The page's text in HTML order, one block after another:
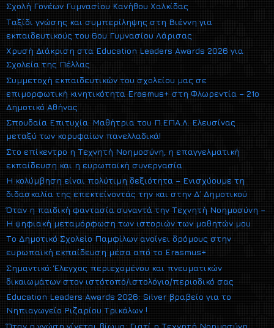
Σχολή Γονέων Γυμνασίου Κανήθου Χαλκίδας
Ταξίδι γνώσης και συμπερίληψης στη Βιέννη για
εκπαιδευτικούς του 6ου Γυμνασίου Λάρισας
Χρυσή Διάκριση στα Education Leaders Awards 2026 για
Σχολεία της Πέλλας
Συμμετοχή εκπαιδευτικών του σχολείου μας σε
επιμορφωτική κινητικότητα Erasmus+ στη Φλωρεντία – 21ο
Δημοτικό Αθήνας
Σπουδαία Επιτυχία: Μαθήτρια του Π.ΕΠΑ.Λ. Ελευσίνας
μεταξύ των κορυφαίων πανελλαδικά!
Στο επίκεντρο η Τεχνητή Νοημοσύνη, η επαγγελματική
εκπαίδευση και η ευρωπαϊκή συνεργασία
Η κολύμβηση είναι πολύτιμη δεξιότητα – Ενισχύουμε τη
διδασκαλία της επεκτείνοντάς την και στην Δ΄ Δημοτικού
Όταν η παιδική φαντασία συναντά την Τεχνητή Νοημοσύνη –
Η ψηφιακή μεταμόρφωση των ιστοριών των μαθητών μου
Το Δημοτικό Σχολείο Παμφίλων ανοίγει δρόμους στην
ευρωπαϊκή εκπαίδευση μέσα από το Erasmus+
Σημαντικό: Έλεγχος περιεχομένου και πνευματικών
δικαιωμάτων στον ιστότοπό/ιστολόγιο/περιοδικό σας
Education Leaders Awards 2026: Silver βραβείο για το
Νηπιαγωγείο Ριζαρίου Τρικάλων !
Όταν η γνώση γίνεται βίωμα: Γιατί η Τεχνητή Νοημοσύνη